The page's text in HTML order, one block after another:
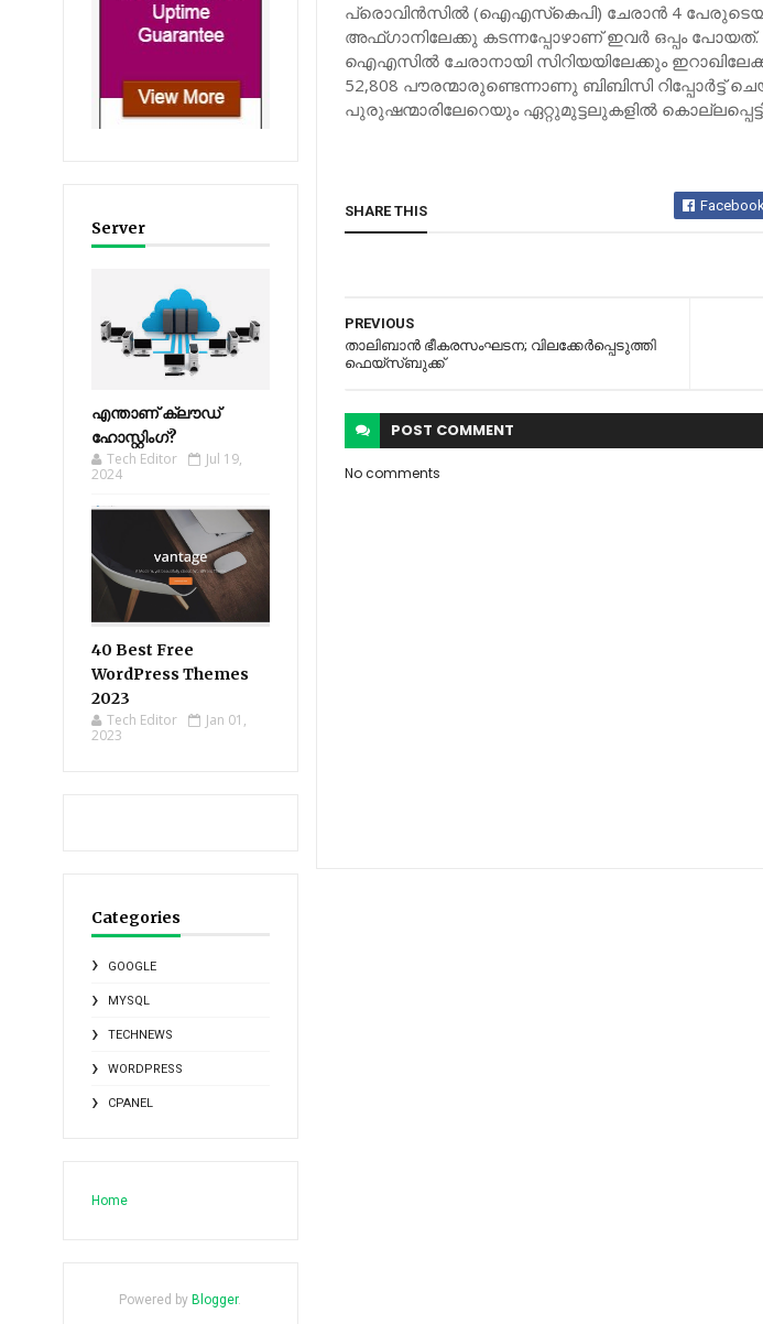
Server
എന്താണ് ക്ലൗഡ്
ഹോസ്റ്റിംഗ്?
Tech Editor
Jul 19,
2024
40 Best Free
WordPress Themes
2023
Tech Editor
Jan 01,
2023
Categories
GOOGLE
MYSQL
TECHNEWS
WORDPRESS
CPANEL
Home
Powered by Blogger.
പ്രൊവിന്‍സില്‍ (ഐഎസ്‌കെപി) ചേരാന്‍ 4
അഫ്ഗാനിലേക്കു കടന്നപ്പോഴാണ് ഇവര്‍ ഒപ്പം പോയത്.
ഐഎസില്‍ ചേരാനായി സിറിയയിലേക്കും
52,808 പൗരന്മാരുണ്ടെന്നാണു ബിബിസി റിപ്പോര്‍ട്ട്
പുരുഷന്മാരിലേറെയും ഏറ്റുമുട്ടലുകളില്‍
SHARE THIS
PREVIOUS
താലിബാന്‍ ഭീകരസംഘടന; വിലക്കേര്‍പ്പെടുത്തി
ഫെയ്‌സ്ബുക്ക്‌
POST COMMENT
No comments